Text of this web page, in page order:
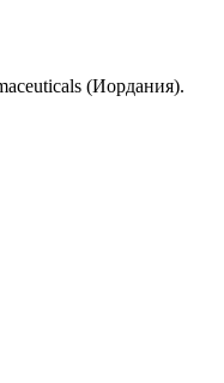
(Иордания).